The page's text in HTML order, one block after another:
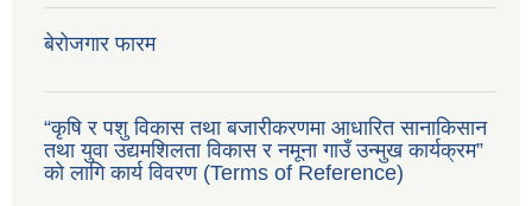
बेरोजगार फारम
“कृषि र पशु विकास तथा बजारीकरणमा आधारित सानाकिसान
तथा युवा उद्यमशिलता विकास र नमूना गाउँ उन्मुख कार्यक्रम”
को लागि कार्य विवरण (Terms of Reference)